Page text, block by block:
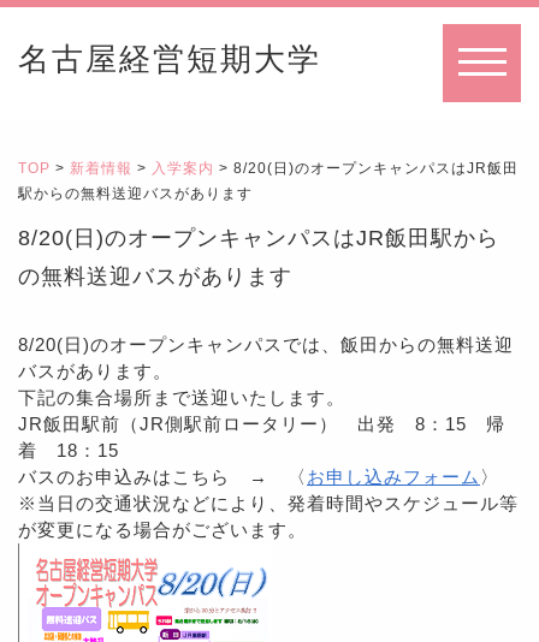
名古屋経営短期大学
TOP > 新着情報 > 入学案内 > 8/20(日)のオープンキャンパスはJR飯田
駅からの無料送迎バスがあります
8/20(日)のオープンキャンパスはJR飯田駅から
の無料送迎バスがあります
8/20(日)のオープンキャンパスでは、飯田からの無料送迎
バスがあります。
下記の集合場所まで送迎いたします。
JR飯田駅前（JR側駅前ロータリー） 出発 8：15 帰
着 18：15
バスのお申込みはこちら → 〈 お申し込みフォーム 〉
※当日の交通状況などにより、発着時間やスケジュール等
が変更になる場合がございます。